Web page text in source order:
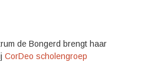
de Bongerd brengt haar
CorDeo scholengroep